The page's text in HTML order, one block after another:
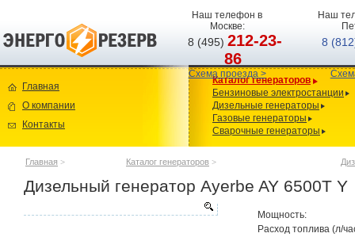
Наш телефон в
Москве:
8 (495)212-23-
86
Схема проезда >
Наш
8
Главная
О компании
Контакты
Каталог генераторов
Бензиновые электростанции
Дизельные генераторы
Газовые генераторы
Сварочные генераторы
Главная > Каталог генераторов >
Дизельный генератор Ayerbe AY 6500T Y
Мощность:
Расход топлива (л/